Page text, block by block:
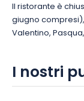
Il ristorante è
giugno
Valentino,
I nostri